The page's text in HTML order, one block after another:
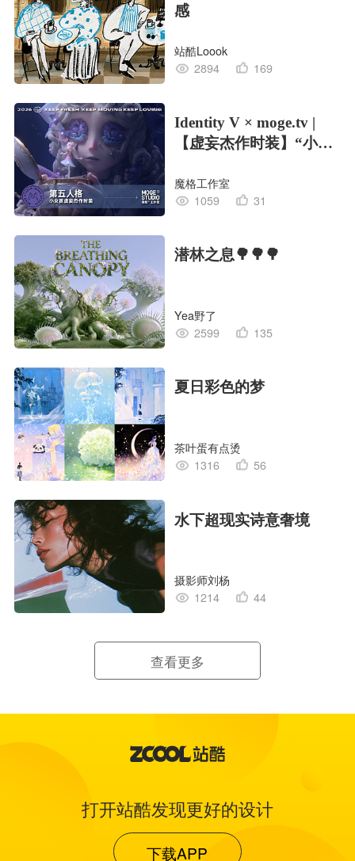
感
站酷Loook
2894
169
Identity V × moge.tv |
【虚妄杰作时装】“小女
魔格工作室
1059
31
潜林之息🌳🌳🌳
Yea野了
2599
135
夏日彩色的梦
茶叶蛋有点烫
1316
56
水下超现实诗意奢境
摄影师刘杨
1214
44
查看更多
打开站酷发现更好的设计
下载APP